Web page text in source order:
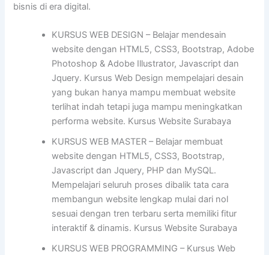
bisnis di era digital.
KURSUS WEB DESIGN – Belajar mendesain
website dengan HTML5, CSS3, Bootstrap, Adobe
Photoshop & Adobe Illustrator, Javascript dan
Jquery. Kursus Web Design mempelajari desain
yang bukan hanya mampu membuat website
terlihat indah tetapi juga mampu meningkatkan
performa website. Kursus Website Surabaya
KURSUS WEB MASTER – Belajar membuat
website dengan HTML5, CSS3, Bootstrap,
Javascript dan Jquery, PHP dan MySQL.
Mempelajari seluruh proses dibalik tata cara
membangun website lengkap mulai dari nol
sesuai dengan tren terbaru serta memiliki fitur
interaktif & dinamis. Kursus Website Surabaya
KURSUS WEB PROGRAMMING – Kursus Web